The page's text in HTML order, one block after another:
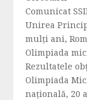
Comunicat
Unirea
mulți ani,
Olimpiada
Rezultatele
Olimpiada
națională, 20